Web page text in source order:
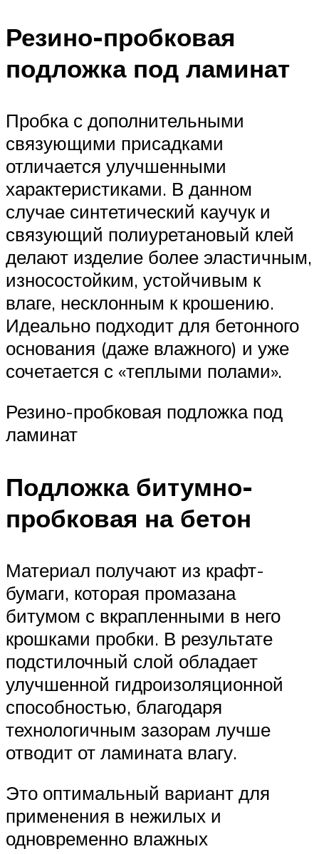
Резино-пробковая
подложка под ламинат
Пробка с дополнительными
связующими присадками
отличается улучшенными
характеристиками. В данном
случае синтетический каучук и
связующий полиуретановый клей
делают изделие более эластичным,
износостойким, устойчивым к
влаге, несклонным к крошению.
Идеально подходит для бетонного
основания (даже влажного) и уже
сочетается с «теплыми полами».
Резино-пробковая подложка под
ламинат
Подложка битумно-
пробковая на бетон
Материал получают из крафт-
бумаги, которая промазана
битумом с вкрапленными в него
крошками пробки. В результате
подстилочный слой обладает
улучшенной гидроизоляционной
способностью, благодаря
технологичным зазорам лучше
отводит от ламината влагу.
Это оптимальный вариант для
применения в нежилых и
одновременно влажных